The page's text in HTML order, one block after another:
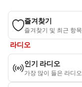
즐겨찾기
즐겨찾기 및 최근 항목
라디오
인기 라디오
가장 많이 들은 라디오